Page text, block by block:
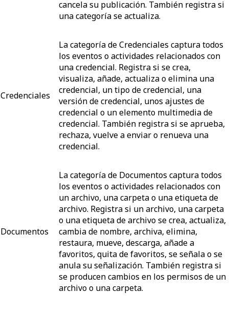
cancela su publicación. También registra si
una categoría se actualiza.
Credenciales
La categoría de Credenciales captura todos
los eventos o actividades relacionados con
una credencial. Registra si se crea,
visualiza, añade, actualiza o elimina una
credencial, un tipo de credencial, una
versión de credencial, unos ajustes de
credencial o un elemento multimedia de
credencial. También registra si se aprueba,
rechaza, vuelve a enviar o renueva una
credencial.
Documentos
La categoría de Documentos captura todos
los eventos o actividades relacionados con
un archivo, una carpeta o una etiqueta de
archivo. Registra si un archivo, una carpeta
o una etiqueta de archivo se crea, actualiza,
cambia de nombre, archiva, elimina,
restaura, mueve, descarga, añade a
favoritos, quita de favoritos, se señala o se
anula su señalización. También registra si
se producen cambios en los permisos de un
archivo o una carpeta.